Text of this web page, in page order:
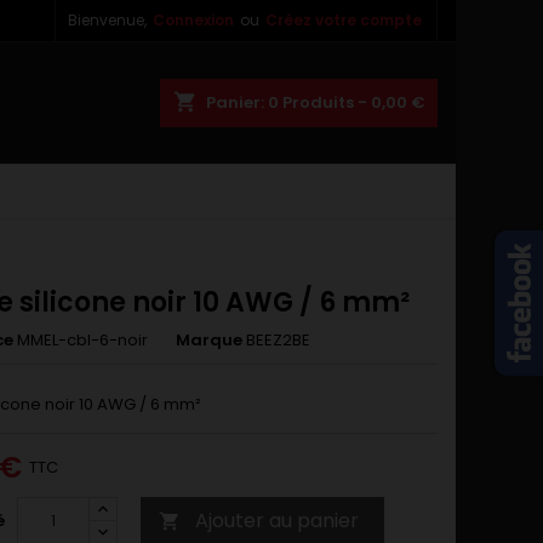
Bienvenue, Connexion ou Créez votre compte
shopping_cart Panier: 0 Produits - 0,00 €
silicone noir 10 AWG / 6 mm²
MMEL-cbl-6-noir Marque BEEZ2BE
noir 10 AWG / 6 mm²
TTC
 Ajouter au panier